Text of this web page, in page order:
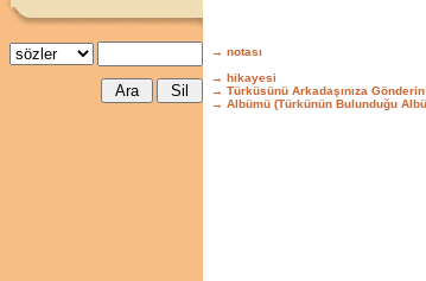
→ notası
→ hikayesi
→ Türküsünü Arkadaşınıza Gönderin
→ Albümü (Türkünün Bulunduğu